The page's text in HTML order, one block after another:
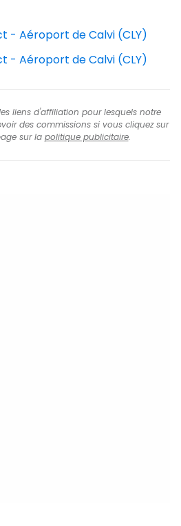
- Aéroport de Calvi (CLY)
- Aéroport de Calvi (CLY)
liens d'affiliation pour lesquels notre
des commissions si vous cliquez sur
sur la politique publicitaire.